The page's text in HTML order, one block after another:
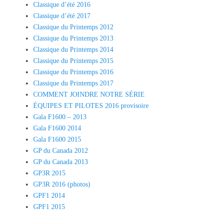
Classique d’été 2016
Classique d’été 2017
Classique du Printemps 2012
Classique du Printemps 2013
Classique du Printemps 2014
Classique du Printemps 2015
Classique du Printemps 2016
Classique du Printemps 2017
COMMENT JOINDRE NOTRE SÉRIE
ÉQUIPES ET PILOTES 2016 provisoire
Gala F1600 – 2013
Gala F1600 2014
Gala F1600 2015
GP du Canada 2012
GP du Canada 2013
GP3R 2015
GP3R 2016 (photos)
GPF1 2014
GPF1 2015